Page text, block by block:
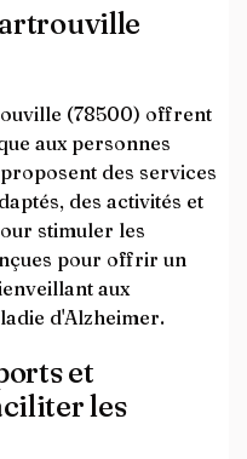
(78500) offrent
aux personnes
des services
des activités et
stimuler les
pour offrir un
aux
d'Alzheimer.
et
les